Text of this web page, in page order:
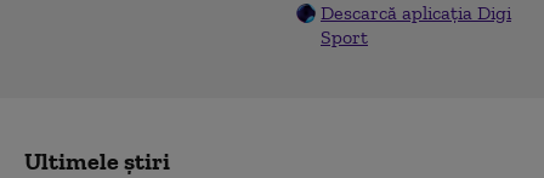
Descarcă aplicația Digi
Sport
Ultimele știri